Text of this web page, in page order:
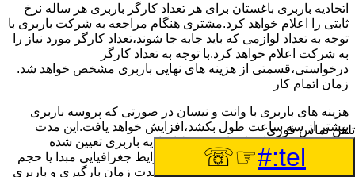
اتحادیه باربری باغستان برای هر تعداد کارگر باربری هر ساله نرخ
ثابتی را اعلام خواهد کرد.مشتری هنگام مراجعه به شرکت باربری با
توجه به تعداد لوازمی که باید جابه جا شوند،تعداد کارگر مورد نیاز را
به شرکت اعلام خواهد کرد.با توجه به تعداد کارگر
درخواستی،قسمتی از هزینه های نهایی باربری مشخص خواهد شد.
زمان اتمام کار
هزینه های باربری با وانت و نیسان در صورتی که پروسه باربری
بیشتر از سه ساعت طول بکشد،افزایش خواهد یافت.این مدت
زمان به صورت استادندارد توسط اتحادیه باربری تعیین شده
است.عواملی مثل آب وهوا،ترافیک،شرایط جغرافیایی مبدا یا حجم
زیاد لوازم ممکن است باعث افزایش مدت زمان بارگیری و باربری
تلفن تماس فوری
tel:#
☞☏